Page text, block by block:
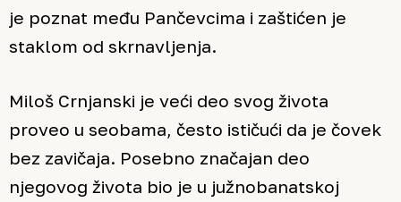
je poznat među Pančevcima i zaštićen je
staklom od skrnavljenja.
Miloš Crnjanski je veći deo svog života
proveo u seobama, često ističući da je čovek
bez zavičaja. Posebno značajan deo
njegovog života bio je u južnobanatskoj